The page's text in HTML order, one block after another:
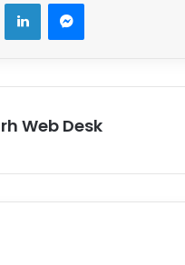
Web Desk